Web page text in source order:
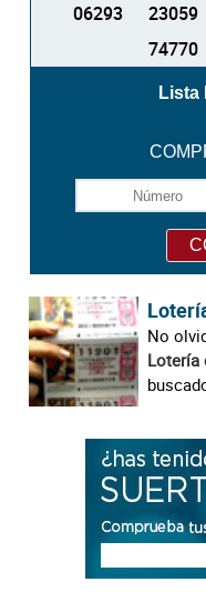
06293 23059
74770
Lista
No
Lotería